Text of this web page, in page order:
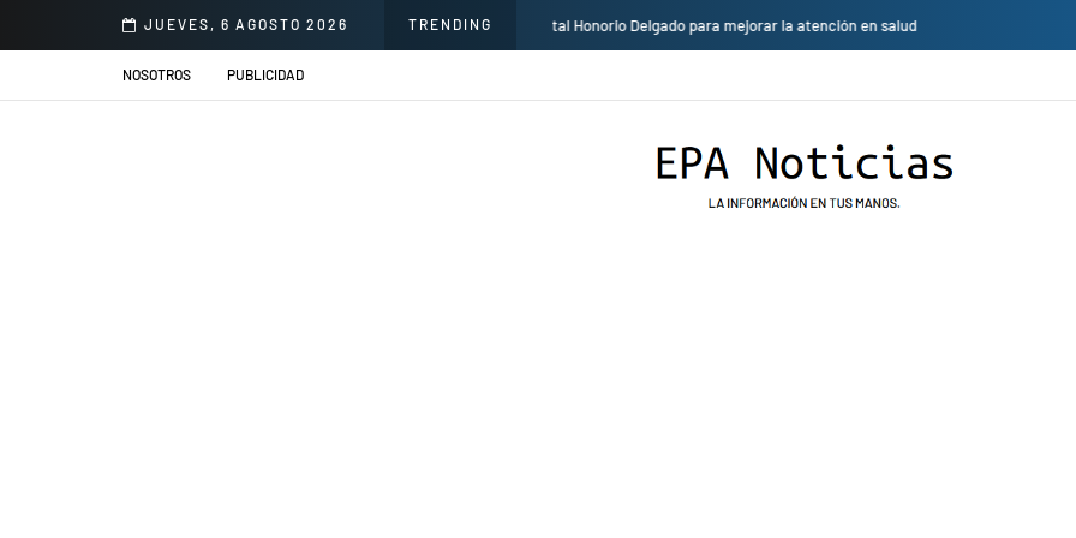
JUEVES, 6 AGOSTO 2026 TRENDING
Delgado para mejorar la atención en salud Cambio de sede: Vicentico y Los Fabulosos Cadillacs se presentarán en el
NOSOTROS PUBLICIDAD